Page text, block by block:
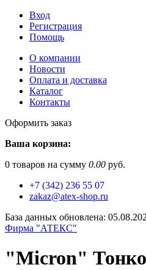
Вход
Регистрация
Помощь
О компании
Новости
Оплата и доставка
Каталог
Контакты
Оформить заказ
Ваша корзина:
0 товаров на сумму 0.00 руб.
+7 (342) 236 55 07
zakaz@atex-shop.ru
База данных обновлена:
Фирма "АТЕКС"
"Micron"